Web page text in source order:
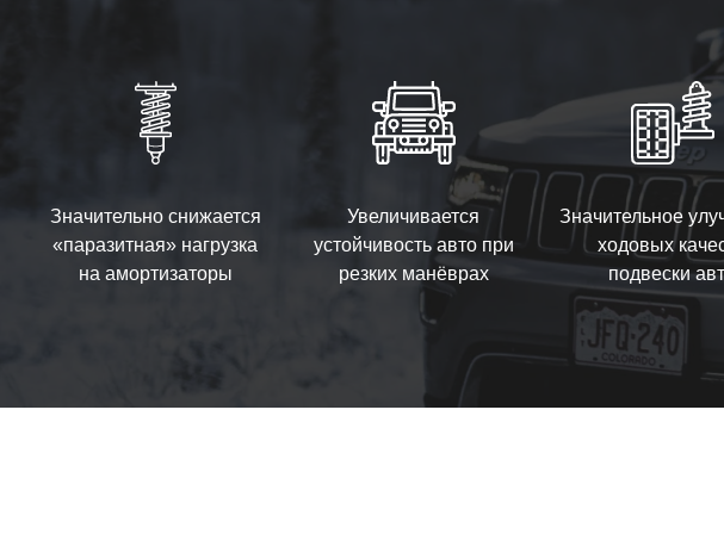
Значительно снижается
«паразитная» нагрузка
на амортизаторы
Увеличивается
устойчивость авто при
резких манёврах
Значительное
ходовых
подвески